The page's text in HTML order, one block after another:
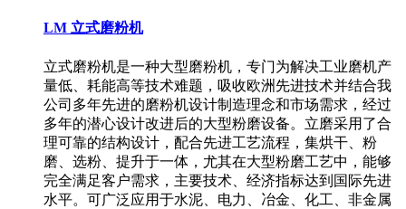
LM 立式磨粉机
立式磨粉机是一种大型磨粉机，专门为解决工业磨机产
量低、耗能高等技术难题，吸收欧洲先进技术并结合我
公司多年先进的磨粉机设计制造理念和市场需求，经过
多年的潜心设计改进后的大型粉磨设备。立磨采用了合
理可靠的结构设计，配合先进工艺流程，集烘干、粉
磨、选粉、提升于一体，尤其在大型粉磨工艺中，能够
完全满足客户需求，主要技术、经济指标达到国际先进
水平。可广泛应用于水泥、电力、冶金、化工、非金属